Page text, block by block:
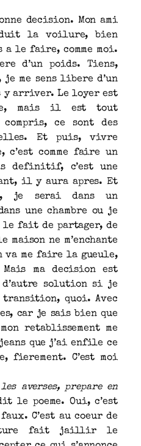
decision. Mon ami
la voilure, bien
a le faire, comme moi.
d’un poids. Tiens,
je me sens libere d’un
y arriver. Le loyer est
mais il est tout
ce sont des
Et puis, vivre
c’est comme faire un
definitif, c’est une
il y aura apres. Et
je serai dans un
une chambre ou je
le fait de partager, de
ne m’enchante
va me faire la gueule,
ma decision est
solution si je
quoi. Avec
car je sais bien que
retablissement me
jeans que j’ai enfile ce
fierement. C’est moi
averses, prepare en
le poeme. Oui, c’est
C’est au coeur de
fait jaillir le